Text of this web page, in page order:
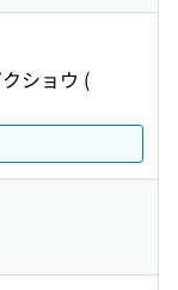
ショウ (